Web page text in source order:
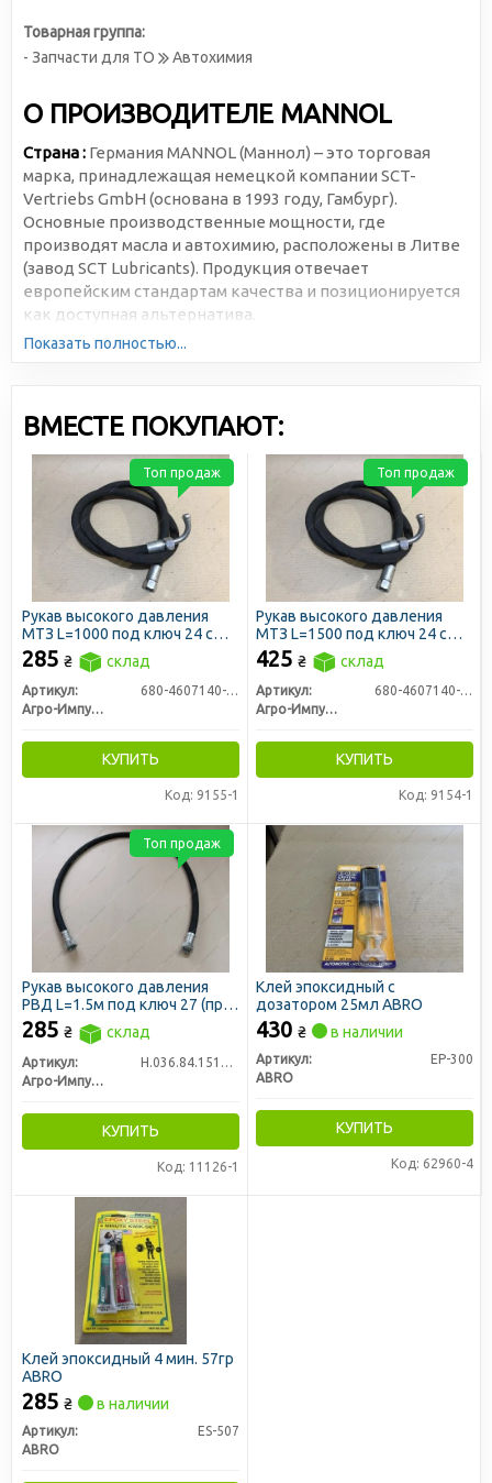
Товарная группа:
- Запчасти для ТО
Автохимия
О ПРОИЗВОДИТЕЛЕ MANNOL
Страна : Германия MANNOL (Маннол) – это торговая
марка, принадлежащая немецкой компании SCT-
Vertriebs GmbH (основана в 1993 году, Гамбург).
Основные производственные мощности, где
производят масла и автохимию, расположены в Литве
(завод SCT Lubricants). Продукция отвечает
европейским стандартам качества и позиционируется
как доступная альтернатива.
Показать полностью...
ВМЕСТЕ ПОКУПАЮТ:
Рукав высокого давления
МТЗ L=1000 под ключ 24 с
углом 90* РВД (пр-во Агро-
Импульс)
285 ₴ склад
Артикул:
680-4607140-100
Агро-Импульс
КУПИТЬ
Код: 9155-1
Топ продаж
Рукав высокого давления
МТЗ L=1500 под ключ 24 с
углом 90* РВД (пр-во Агро-
Импульс)
425 ₴ склад
Артикул:
680-4607140-150
Агро-Импульс
КУПИТЬ
Код: 9154-1
Топ продаж
Рукав высокого давления
РВД L=1.5м под ключ 27 (пр-
во Агро-Импульс)
285 ₴ склад
Артикул:
Н.036.84.1510 1SN
Агро-Импульс
КУПИТЬ
Код: 11126-1
Топ продаж
Клей эпоксидный c
дозатором 25мл ABRO
430 ₴ в наличии
Артикул:
ЕР-300
ABRO
КУПИТЬ
Код: 62960-4
Клей эпоксидный 4 мин. 57гр
ABRO
285 ₴ в наличии
Артикул:
ES-507
ABRO